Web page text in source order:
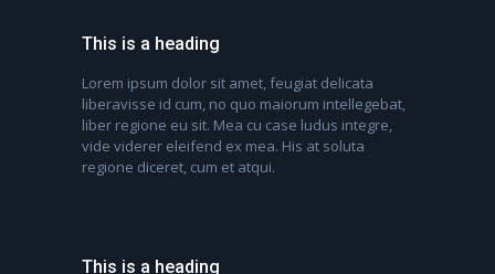
This is a heading
Lorem ipsum dolor sit amet, feugiat delicata
liberavisse id cum, no quo maiorum intellegebat,
liber regione eu sit. Mea cu case ludus integre,
vide viderer eleifend ex mea. His at soluta
regione diceret, cum et atqui.
This is a heading